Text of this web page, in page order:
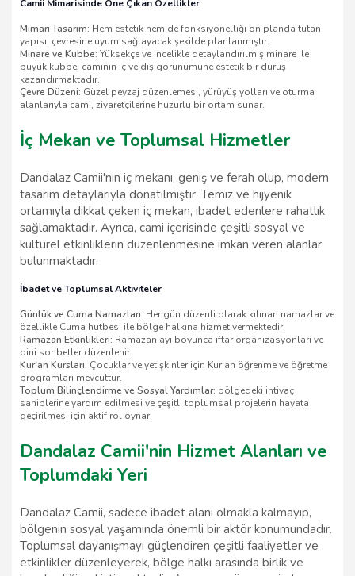
Camii Mimarisinde Öne Çıkan Özellikler
Mimari Tasarım: Hem estetik hem de fonksiyonelliği ön planda tutan
yapısı, çevresine uyum sağlayacak şekilde planlanmıştır.
Minare ve Kubbe: Yüksekçe ve incelikle detaylandırılmış minare ile
büyük kubbe, caminin iç ve dış görünümüne estetik bir duruş
kazandırmaktadır.
Çevre Düzeni: Güzel peyzaj düzenlemesi, yürüyüş yolları ve oturma
alanlarıyla cami, ziyaretçilerine huzurlu bir ortam sunar.
İç Mekan ve Toplumsal Hizmetler
Dandalaz Camii'nin iç mekanı, geniş ve ferah olup, modern
tasarım detaylarıyla donatılmıştır. Temiz ve hijyenik
ortamıyla dikkat çeken iç mekan, ibadet edenlere rahatlık
sağlamaktadır. Ayrıca, cami içerisinde çeşitli sosyal ve
kültürel etkinliklerin düzenlenmesine imkan veren alanlar
bulunmaktadır.
İbadet ve Toplumsal Aktiviteler
Günlük ve Cuma Namazları: Her gün düzenli olarak kılınan namazlar ve
özellikle Cuma hutbesi ile bölge halkına hizmet vermektedir.
Ramazan Etkinlikleri: Ramazan ayı boyunca iftar organizasyonları ve
dini sohbetler düzenlenir.
Kur'an Kursları: Çocuklar ve yetişkinler için Kur'an öğrenme ve öğretme
programları mevcuttur.
Toplum Bilinçlendirme ve Sosyal Yardımlar: bölgedeki ihtiyaç
sahiplerine yardım edilmesi ve çeşitli toplumsal projelerin hayata
geçirilmesi için aktif rol oynar.
Dandalaz Camii'nin Hizmet Alanları ve
Toplumdaki Yeri
Dandalaz Camii, sadece ibadet alanı olmakla kalmayıp,
bölgenin sosyal yaşamında önemli bir aktör konumundadır.
Toplumsal dayanışmayı güçlendiren çeşitli faaliyetler ve
etkinlikler düzenleyerek, bölge halkı arasında birlik ve